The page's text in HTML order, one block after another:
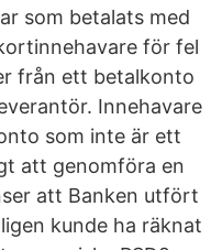
som betalats med
för fel
från ett betalkonto
Innehavare
som inte är ett
att genomföra en
att Banken utfört
kunde ha räknat